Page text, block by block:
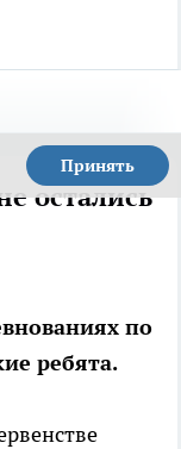
Принять
остались
по
ребята.